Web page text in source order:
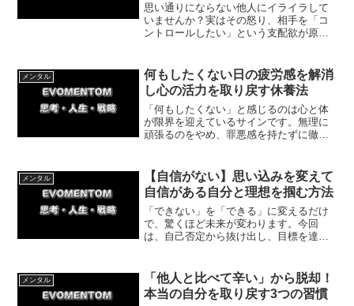
思い通りにならない他人にイライラして
いませんか？実はその怒り、相手を「コ
ントロールしたい」という支配欲が原因
す。今日からイライラを手放し、穏やか
な日々を取り戻しましょう。
メンタル
何もしたくない日の疲労感を解消
し心の活力を取り戻す休養法
「何もしたくない」と感じるのは心と体
が限界を迎えているサインです。無理に
頑張るのをやめ、罪悪感を持たずに徹底
めの具体的な休養法と回復ステップを分
かりやすく解説します。
メンタル
【自信がない】思い込みを変えて
自信がある自分と理想を掴む方法
「できない」を「できる」に変えるだけ
で、驚くほど未来が変わります。今回
は、自己否定から抜け出し、目標を達成
逆転体験談も交え、今日から人生を好転
させる秘訣をお届けします。
メンタル
「他人と比べて辛い」から脱却！
本当の自分を取り戻す3つの習慣